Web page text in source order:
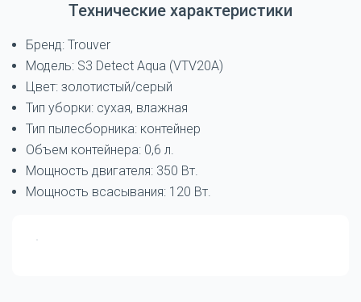
Технические характеристики
Бренд: Trouver
Модель: S3 Detect Aqua (VTV20A)
Цвет: золотистый/серый
Тип уборки: сухая, влажная
Тип пылесборника: контейнер
Объем контейнера: 0,6 л.
Мощность двигателя: 350 Вт.
Мощность всасывания: 120 Вт.